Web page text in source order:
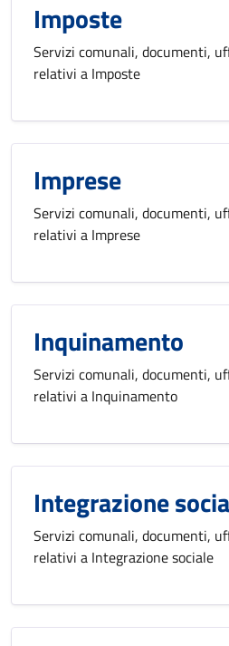
Imposte
Servizi comunali, documenti,
relativi a Imposte
Imprese
Servizi comunali, documenti,
relativi a Imprese
Inquinamento
Servizi comunali, documenti,
relativi a Inquinamento
Integrazione
Servizi comunali, documenti,
relativi a Integrazione sociale